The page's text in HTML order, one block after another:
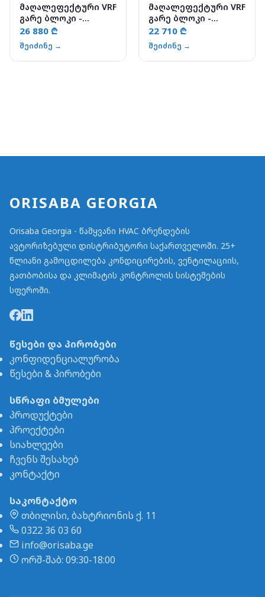
მაღალეფექტური VRF
გარე ბლოკი -
YV2VYH056KASFD-1
26 880 ₾
შეიძინე →
მაღალეფექტური VRF
გარე ბლოკი -
YV2VYH050KASFD-1
22 710 ₾
შეიძინე →
ORISABA GEORGIA
Orisaba Georgia - წამყვანი HVAC ბრენდების
ავტორიზებული დისტრიბუტორი საქართველოში. 25+
წლიანი გამოცდილება კონდიცირების, ვენტილაციის,
გათბობისა და კლიმატის კონტროლის სისტემების
სფეროში.
წესები და პირობები
კონფიდენციალურობა
წესები & პირობები
სწრაფი ბმულები
პროდუქტები
პროექტები
სიახლეები
ჩვენს შესახებ
კონტაქტი
საკონტაქტო
თბილისი, ბახტრიონის ქ. 11
0322 36 03 60
info@orisaba.ge
ორშ-შაბ: 09:30-18:00